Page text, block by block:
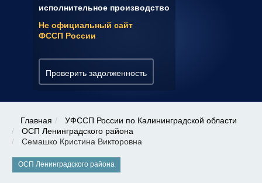
исполнительное производство
Не официальный сайт
ФССП России
Проверить задолженность
Главная
УФССП России по Калининградской области
ОСП Ленинградского района
Семашко Кристина Викторовна
ОСП Ленинградского района